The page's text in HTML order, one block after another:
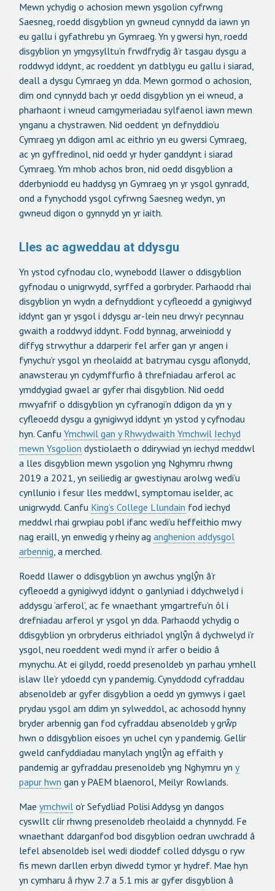
Mewn ychydig o achosion mewn ysgolion cyfrwng
Saesneg, roedd disgyblion yn gwneud cynnydd da iawn yn
eu gallu i gyfathrebu yn Gymraeg. Yn y gwersi hyn, roedd
disgyblion yn ymgysylltu’n frwdfrydig â’r tasgau dysgu a
roddwyd iddynt, ac roeddent yn datblygu eu gallu i siarad,
deall a dysgu Cymraeg yn dda. Mewn gormod o achosion,
dim ond cynnydd bach yr oedd disgyblion yn ei wneud, a
pharhaont i wneud camgymeriadau sylfaenol iawn mewn
ynganu a chystrawen. Nid oeddent yn defnyddio’u
Cymraeg yn ddigon aml ac eithrio yn eu gwersi Cymraeg,
ac yn gyffredinol, nid oedd yr hyder ganddynt i siarad
Cymraeg. Ym mhob achos bron, nid oedd disgyblion a
dderbyniodd eu haddysg yn Gymraeg yn yr ysgol gynradd,
ond a fynychodd ysgol cyfrwng Saesneg wedyn, yn
gwneud digon o gynnydd yn yr iaith.
Lles ac agweddau at ddysgu
Yn ystod cyfnodau clo, wynebodd llawer o ddisgyblion
gyfnodau o unigrwydd, syrffed a gorbryder. Parhaodd rhai
disgyblion yn wydn a defnyddiont y cyfleoedd a gynigiwyd
iddynt gan yr ysgol i ddysgu ar-lein neu drwy’r pecynnau
gwaith a roddwyd iddynt. Fodd bynnag, arweiniodd y
diffyg strwythur a ddarperir fel arfer gan yr angen i
fynychu’r ysgol yn rheolaidd at batrymau cysgu aflonydd,
anawsterau yn cydymffurfio â threfniadau arferol ac
ymddygiad gwael ar gyfer rhai disgyblion. Nid oedd
mwyafrif o ddisgyblion yn cyfranogi’n ddigon da yn y
cyfleoedd dysgu a gynigiwyd iddynt yn ystod y cyfnodau
hyn. Canfu Ymchwil gan y Rhwydwaith Ymchwil Iechyd
mewn Ysgolion dystiolaeth o ddirywiad yn iechyd meddwl
a lles disgyblion mewn ysgolion yng Nghymru rhwng
2019 a 2021, yn seiliedig ar gwestiynau arolwg wedi’u
cynllunio i fesur lles meddwl, symptomau iselder, ac
unigrwydd. Canfu King’s College Llundain fod iechyd
meddwl rhai grwpiau pobl ifanc wedi’u heffeithio mwy
nag eraill, yn enwedig y rheiny ag anghenion addysgol
arbennig , a merched.
Roedd llawer o ddisgyblion yn awchus ynglŷn â’r
cyfleoedd a gynigiwyd iddynt o ganlyniad i ddychwelyd i
addysgu ‘arferol’, ac fe wnaethant ymgartrefu’n ôl i
drefniadau arferol yr ysgol yn dda. Parhaodd ychydig o
ddisgyblion yn orbryderus eithriadol ynglŷn â dychwelyd i’r
ysgol, neu roeddent wedi mynd i’r arfer o beidio â
mynychu. At ei gilydd, roedd presenoldeb yn parhau ymhell
islaw lle’r ydoedd cyn y pandemig. Cynyddodd cyfraddau
absenoldeb ar gyfer disgyblion a oedd yn gymwys i gael
prydau ysgol am ddim yn sylweddol, ac achosodd hynny
bryder arbennig gan fod cyfraddau absenoldeb y grŵp
hwn o ddisgyblion eisoes yn uchel cyn y pandemig. Gellir
gweld canfyddiadau manylach ynglŷn ag effaith y
pandemig ar gyfraddau presenoldeb yng Nghymru yn y
papur hwn gan y PAEM blaenorol, Meilyr Rowlands.
Mae ymchwilo’r Sefydliad Polisi Addysg yn dangos
cyswllt clir rhwng presenoldeb rheolaidd a chynnydd. Fe
wnaethant ddarganfod bod disgyblion oedran uwchradd â
lefel absenoldeb isel wedi dioddef colled ddysgu o ryw
fis mewn darllen erbyn diwedd tymor yr hydref. Mae hyn
yn cymharu â rhyw 2.7 a 5.1 mis ar gyfer disgyblion â